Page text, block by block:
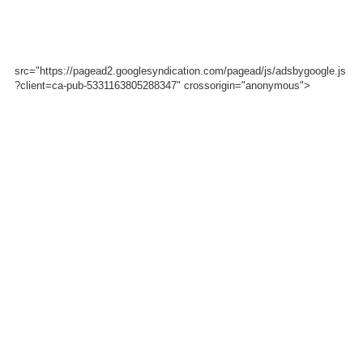
src="https://pagead2.googlesyndication.com/pagead/js/adsbygoogle.js
?client=ca-pub-5331163805288347" crossorigin="anonymous">